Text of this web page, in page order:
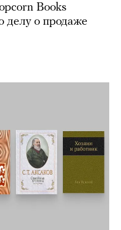
Books
делу о продаже